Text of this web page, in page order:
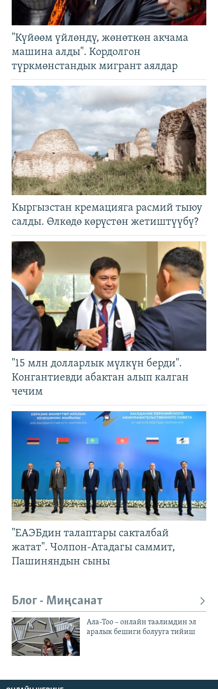
"Күйөөм үйлөндү, жөнөткөн акчама
машина алды". Кордолгон
түркмөнстандык мигрант аялдар
Кыргызстан кремацияга расмий тыюу
салды. Өлкөдө көрүстөн жетиштүүбү?
"15 млн долларлык мүлкүн берди".
Конгантиевди абактан алып калган
чечим
"ЕАЭБдин талаптары сакталбай
жатат". Чолпон-Атадагы саммит,
Пашиняндын сыны
Блог - Миңсанат
Ала-Тоо – онлайн таалимдин эл
аралык бешиги болууга тийиш